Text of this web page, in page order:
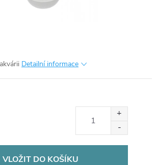
Detailní informace
VLOŽIT DO KOŠÍKU